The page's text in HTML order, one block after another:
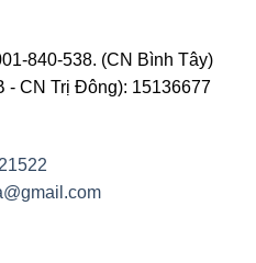
840-538. (CN Bình Tây)
- CN Trị Đông): 15136677